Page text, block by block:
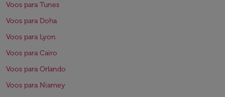
Voos para Tunes
Voos para Doha
Voos para Lyon
Voos para Cairo
Voos para Orlando
Voos para Niamey